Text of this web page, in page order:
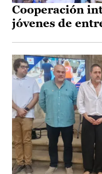
Cooperación
jóvenes de